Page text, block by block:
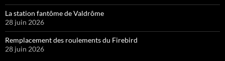
La station fantôme de Valdrôme
28 juin 2026
Remplacement des roulements du Firebird
28 juin 2026